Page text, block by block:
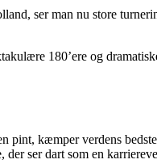
ser man nu store
180’ere og
kæmper verdens
ser dart som en